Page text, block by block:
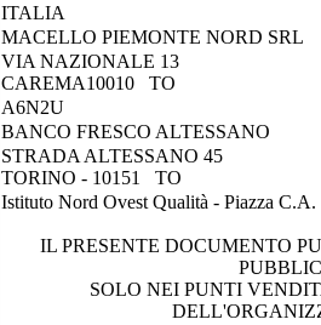
ITALIA
MACELLO PIEMONTE NORD SRL
VIA NAZIONALE 13
CAREMA10010 TO
A6N2U
BANCO FRESCO ALTESSANO
STRADA ALTESSANO 45
TORINO - 10151 TO
Istituto Nord Ovest Qualità - Piazza
IL PRESENTE DOCUMENTO
SOLO NEI PUNTI